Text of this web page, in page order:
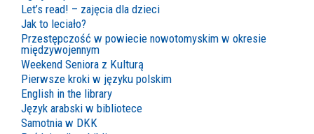
Let’s read! – zajęcia dla dzieci
Jak to leciało?
Przestępczość w powiecie nowotomyskim w okresie
międzywojennym
Weekend Seniora z Kulturą
Pierwsze kroki w języku polskim
English in the library
Język arabski w bibliotece
Samotnia w DKK